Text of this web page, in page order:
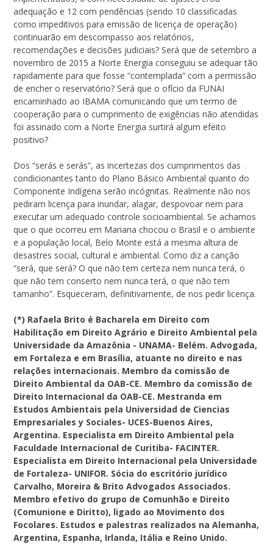
adequação e 12 com pendências (sendo 10 classificadas
como impeditivos para emissão de licença de operação)
continuarão em descompasso aos relatórios,
recomendações e decisões judiciais? Será que de setembro a
novembro de 2015 a Norte Energia conseguiu se adequar tão
rapidamente para que fosse “contemplada” com a permissão
de encher o reservatório? Será que o ofício da FUNAI
encaminhado ao IBAMA comunicando que um termo de
cooperação para o cumprimento de exigências não atendidas
foi assinado com a Norte Energia surtirá algum efeito
positivo?
Dos “serás e serás”, as incertezas dos cumprimentos das
condicionantes tanto do Plano Básico Ambiental quanto do
Componente Indígena serão incógnitas. Realmente não nos
pediram licença para inundar, alagar, despovoar nem para
executar um adequado controle socioambiental. Se achamos
que o que ocorreu em Mariana chocou o Brasil e o ambiente
e a população local, Belo Monte está a mesma altura de
desastres social, cultural e ambiental. Como diz a canção
“será, que será? O que não tem certeza nem nunca terá, o
que não tem conserto nem nunca terá, o que não tem
tamanho”. Esqueceram, definitivamente, de nos pedir licença.
(*) Rafaela Brito é Bacharela em Direito com
Habilitação em Direito Agrário e Direito Ambiental pela
Universidade da Amazônia - UNAMA- Belém. Advogada,
em Fortaleza e em Brasília, atuante no direito e nas
relações internacionais. Membro da comissão de
Direito Ambiental da OAB-CE. Membro da comissão de
Direito Internacional da OAB-CE. Mestranda em
Estudos Ambientais pela Universidad de Ciencias
Empresariales y Sociales- UCES-Buenos Aires,
Argentina. Especialista em Direito Ambiental pela
Faculdade Internacional de Curitiba- FACINTER.
Especialista em Direito Internacional pela Universidade
de Fortaleza- UNIFOR. Sócia do escritório jurídico
Carvalho, Moreira & Brito Advogados Associados.
Membro efetivo do grupo de Comunhão e Direito
(Comunione e Diritto), ligado ao Movimento dos
Focolares. Estudos e palestras realizados na Alemanha,
Argentina, Espanha, Irlanda, Itália e Reino Unido.